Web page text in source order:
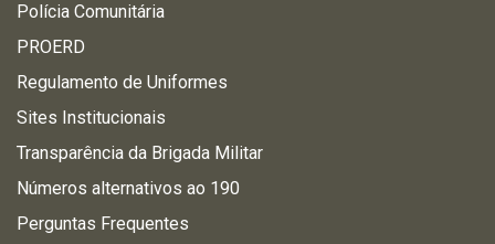
Polícia Comunitária
PROERD
Regulamento de Uniformes
Sites Institucionais
Transparência da Brigada Militar
Números alternativos ao 190
Perguntas Frequentes